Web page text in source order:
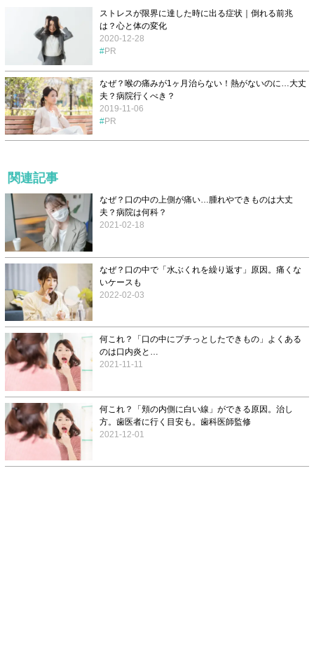
ストレスが限界に達した時に出る症状｜倒れる前兆
は？心と体の変化
2020-12-28
PR
なぜ？喉の痛みが1ヶ月治らない！熱がないのに…大丈
夫？病院行くべき？
2019-11-06
PR
関連記事
なぜ？口の中の上側が痛い…腫れやできものは大丈
夫？病院は何科？
2021-02-18
なぜ？口の中で「水ぶくれを繰り返す」原因。痛くな
いケースも
2022-02-03
何これ？「口の中にプチっとしたできもの」よくある
のは口内炎と…
2021-11-11
何これ？「頬の内側に白い線」ができる原因。治し
方。歯医者に行く目安も。歯科医師監修
2021-12-01